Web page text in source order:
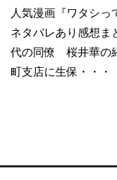
人気漫画『ワタシっ
ネタバレあり感想
代の同僚 桜井華の
町支店に生保・・・